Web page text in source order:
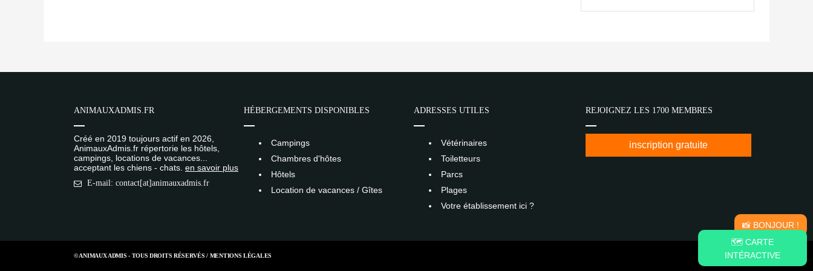
📸 BONJOUR !
🗺️ CARTE
INTÉRACTIVE
ANIMAUXADMIS.FR
Créé en 2019 toujours actif en 2026,
AnimauxAdmis.fr répertorie les hôtels,
campings, locations de vacances...
acceptant les chiens - chats. en savoir plus
E-mail: contact[at]animauxadmis.fr
HÉBERGEMENTS DISPONIBLES
Campings
Chambres d'hôtes
Hôtels
Location de vacances / Gîtes
ADRESSES UTILES
Vétérinaires
Toiletteurs
Parcs
Plages
Votre établissement ici ?
REJOIGNEZ LES 1700 MEMBRES
inscription gratuite
© ANIMAUX ADMIS - TOUS DROITS RÉSERVÉS / MENTIONS LÉGALES